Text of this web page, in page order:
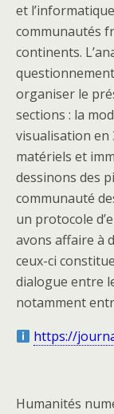
et
communautés
continents.
organiser le
sections : la
visualisation en
matériels et
dessinons des
communauté
un protocole
avons affaire à
ceux-ci
dialogue entre
notamment
https://
Humanités